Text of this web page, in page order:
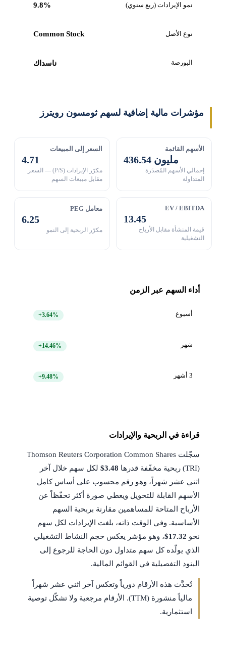
نمو الإيرادات (ربع سنوي) 9.8%
نوع الأصل Common Stock
البورصة ناسداك
مؤشرات مالية إضافية لسهم ثومسون رويترز
الأسهم القائمة
436.54 مليون
إجمالي الأسهم المُصدَرة
المتداولة
السعر إلى المبيعات
4.71
مكرّر الإيرادات (P/S) — السعر
مقابل مبيعات السهم
EV / EBITDA
13.45
قيمة المنشأة مقابل الأرباح
التشغيلية
معامل PEG
6.25
مكرّر الربحية إلى النمو
أداء السهم عبر الزمن
أسبوع +3.64%
شهر +14.46%
3 أشهر +9.48%
قراءة في الربحية والإيرادات
سجّلت Thomson Reuters Corporation Common Shares
(TRI) ربحية مخفّفة قدرها
$3.48لكل سهم خلال آخر
اثني عشر شهراً، وهو رقم محسوب على أساس كامل
الأسهم القابلة للتحويل ويعطي صورة أكثر تحفّظاً عن
الأرباح المتاحة للمساهمين مقارنة بربحية السهم
الأساسية. وفي الوقت ذاته، بلغت الإيرادات لكل سهم
نحو $17.32، وهو مؤشر يعكس حجم النشاط التشغيلي
الذي يولّده كل سهم متداول دون الحاجة للرجوع إلى
البنود التفصيلية في القوائم المالية.
تُحدَّث هذه الأرقام دورياً وتعكس آخر اثني عشر شهراً
مالياً منشورة (TTM). الأرقام مرجعية ولا تشكّل توصية
استثمارية.